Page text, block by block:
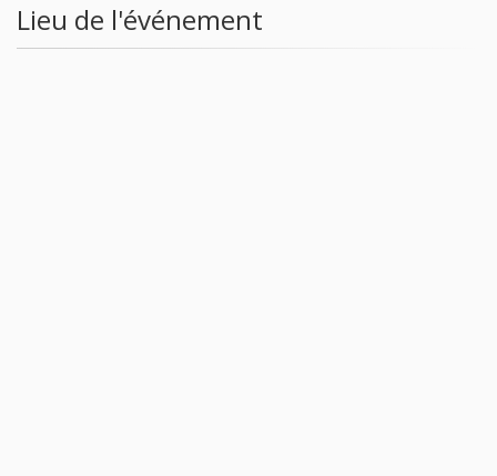
Lieu de l'événement